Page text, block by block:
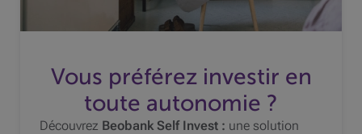
Vous préférez investir en
toute autonomie ?
Découvrez Beobank Self Invest : une solution